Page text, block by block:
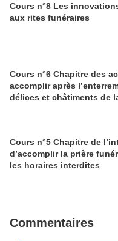
Cours n°8 Les
aux rites funéraires
Cours n°6 Chapitre des
accomplir après
délices et châtiments de
Cours n°5 Chapitre de
d’accomplir la prière
les horaires interdites
Commentaires